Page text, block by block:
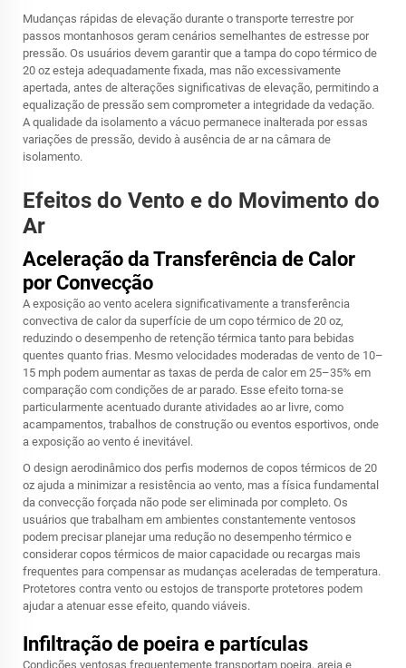
Mudanças rápidas de elevação durante o transporte terrestre por
passos montanhosos geram cenários semelhantes de estresse por
pressão. Os usuários devem garantir que a tampa do copo térmico de
20 oz esteja adequadamente fixada, mas não excessivamente
apertada, antes de alterações significativas de elevação, permitindo a
equalização de pressão sem comprometer a integridade da vedação.
A qualidade da isolamento a vácuo permanece inalterada por essas
variações de pressão, devido à ausência de ar na câmara de
isolamento.
Efeitos do Vento e do Movimento do
Ar
Aceleração da Transferência de Calor
por Convecção
A exposição ao vento acelera significativamente a transferência
convectiva de calor da superfície de um copo térmico de 20 oz,
reduzindo o desempenho de retenção térmica tanto para bebidas
quentes quanto frias. Mesmo velocidades moderadas de vento de 10–
15 mph podem aumentar as taxas de perda de calor em 25–35% em
comparação com condições de ar parado. Esse efeito torna-se
particularmente acentuado durante atividades ao ar livre, como
acampamentos, trabalhos de construção ou eventos esportivos, onde
a exposição ao vento é inevitável.
O design aerodinâmico dos perfis modernos de copos térmicos de 20
oz ajuda a minimizar a resistência ao vento, mas a física fundamental
da convecção forçada não pode ser eliminada por completo. Os
usuários que trabalham em ambientes constantemente ventosos
podem precisar planejar uma redução no desempenho térmico e
considerar copos térmicos de maior capacidade ou recargas mais
frequentes para compensar as mudanças aceleradas de temperatura.
Protetores contra vento ou estojos de transporte protetores podem
ajudar a atenuar esse efeito, quando viáveis.
Infiltração de poeira e partículas
Condições ventosas frequentemente transportam poeira, areia e